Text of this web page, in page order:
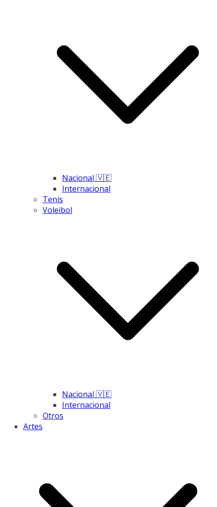
Nacional 🇻🇪
Internacional
Tenis
Voleibol
Nacional 🇻🇪
Internacional
Otros
Artes